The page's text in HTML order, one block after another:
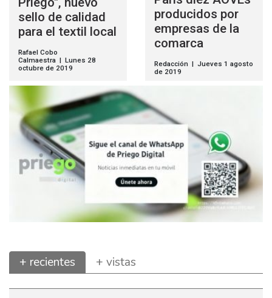
sello de calidad
para el textil local
Rafael Cobo
Calmaestra | Lunes 28
octubre de 2019
producidos por
empresas de la
comarca
Redacción | Jueves 1 agosto
de 2019
+ recientes + vistas